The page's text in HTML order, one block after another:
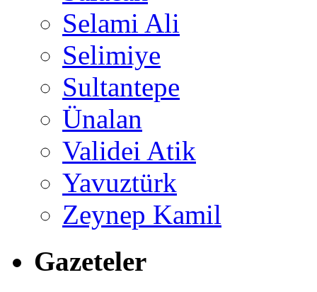
Selami Ali
Selimiye
Sultantepe
Ünalan
Validei Atik
Yavuztürk
Zeynep Kamil
Gazeteler